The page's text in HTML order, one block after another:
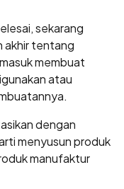
sekarang
akhir tentang
membuat
atau
dengan
menyusun produk
manufaktur